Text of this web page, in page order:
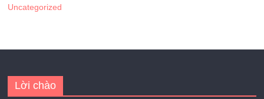
Uncategorized
Lời chào